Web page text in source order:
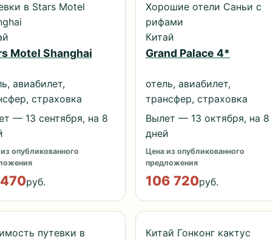
в Stars Motel
Motel Shanghai
авиабилет,
страховка
— 13 сентября, на 8
опубликованного
руб.
Хорошие отели Саньи с
рифами
Китай
Grand Palace 4*
отель, авиабилет,
трансфер, страховка
Вылет — 13 октября, на 8
дней
Цена из опубликованного
предложения
106 720руб.
путевки в
Китай Гонконг кактус